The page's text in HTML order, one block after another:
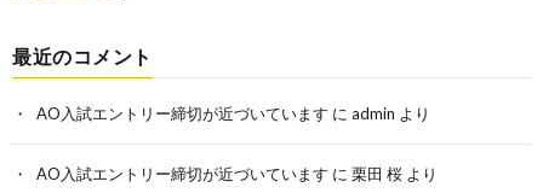
最近のコメント
AO入試エントリー締切が近づいています に admin より
AO入試エントリー締切が近づいています に 栗田 桜 より